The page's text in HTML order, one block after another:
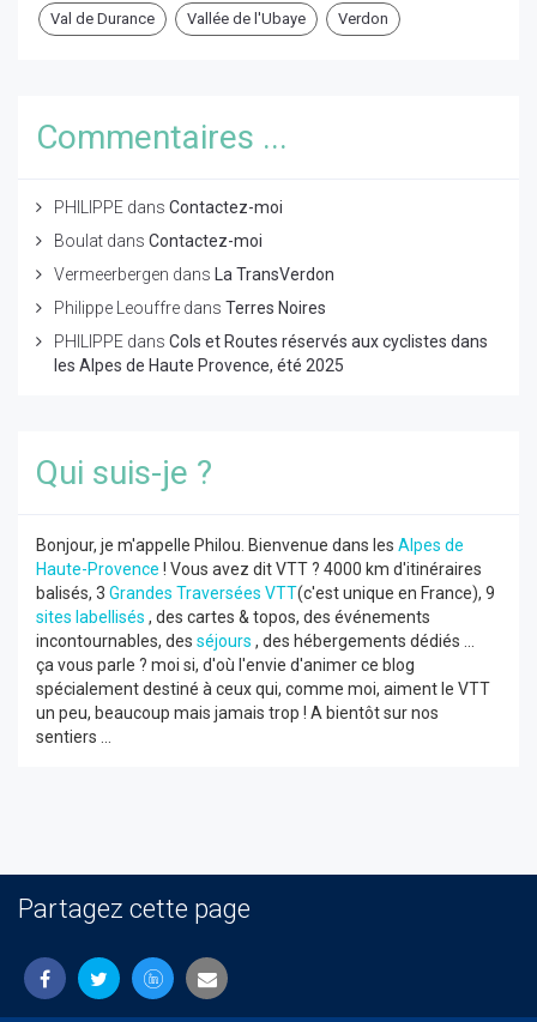
Val de Durance Vallée de l'Ubaye Verdon
Commentaires ...
PHILIPPE dans Contactez-moi
Boulat dans Contactez-moi
Vermeerbergen dans
La TransVerdon
Philippe Leouffre dans Terres Noires
PHILIPPE dans Cols et Routes réservés aux cyclistes dans
les Alpes de Haute Provence, été 2025
Qui suis-je ?
Bonjour, je m'appelle Philou. Bienvenue dans les Alpes de
Haute-Provence ! Vous avez dit VTT ? 4000 km d'itinéraires
balisés, 3 Grandes Traversées VTT(c'est unique en France), 9
sites labellisés , des cartes & topos, des événements
incontournables, des séjours , des hébergements dédiés ...
ça vous parle ? moi si, d'où l'envie d'animer ce blog
spécialement destiné à ceux qui, comme moi, aiment le VTT
un peu, beaucoup mais jamais trop ! A bientôt sur nos
sentiers ...
Partagez cette page